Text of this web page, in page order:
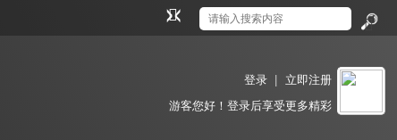
索
版
登录
立即注册
游客您好！登录后享受更多精彩